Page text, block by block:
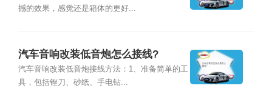
撼的效果，感觉还是箱体的更好...
汽车音响改装低音炮怎么接线?
汽车音响改装低音炮接线方法：1、准备简单的工
具，包括锉刀、砂纸、手电钻...